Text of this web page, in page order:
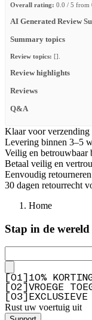
Overall rating: 0.0 / 5 from
AI Generated Review
Summary topics
Review topics: [].
Review highlights
Reviews
Q&A
Klaar voor verzending
Levering binnen 3–5
Veilig en betrouwbaar
Betaal veilig en
Eenvoudig retourneren
30 dagen retourrecht
Home
Stap in de
01
10%
02
VROEGE
03 EXCLUSIEVE
Rust uw voertuig uit